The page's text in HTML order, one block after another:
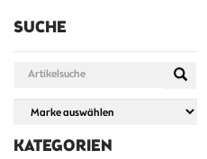
SUCHE
KATEGORIEN